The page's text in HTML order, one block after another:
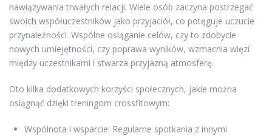
nawiązywania trwałych relacji. Wiele osób zaczyna postrzegać
swoich współuczestników jako przyjaciół, co potęguje uczucie
przynależności. Wspólne osiąganie celów, czy to zdobycie
nowych umiejętności, czy poprawa wyników, wzmacnia więzi
między uczestnikami i stwarza przyjazną atmosferę.
Oto kilka dodatkowych korzyści społecznych, jakie można
osiągnąć dzięki treningom crossfitowym:
Wspólnota i wsparcie: Regularne spotkania z innymi